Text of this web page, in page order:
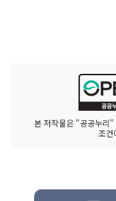
본 저작물은 "공공누리"
조건